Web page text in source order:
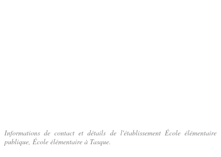
Informations de contact et détails de l'établissement École élémentaire
publique, École élémentaire à Tasque.